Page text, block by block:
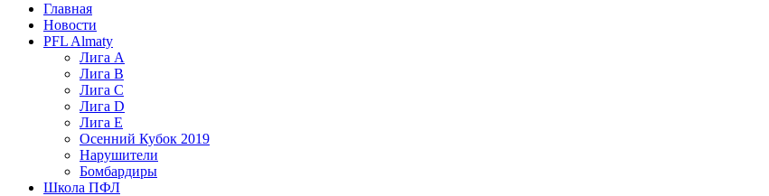
Главная
Новости
PFL Almaty
Лига A
Лига В
Лига С
Лига D
Лига Е
Осенний Кубок 2019
Нарушители
Бомбардиры
Школа ПФЛ